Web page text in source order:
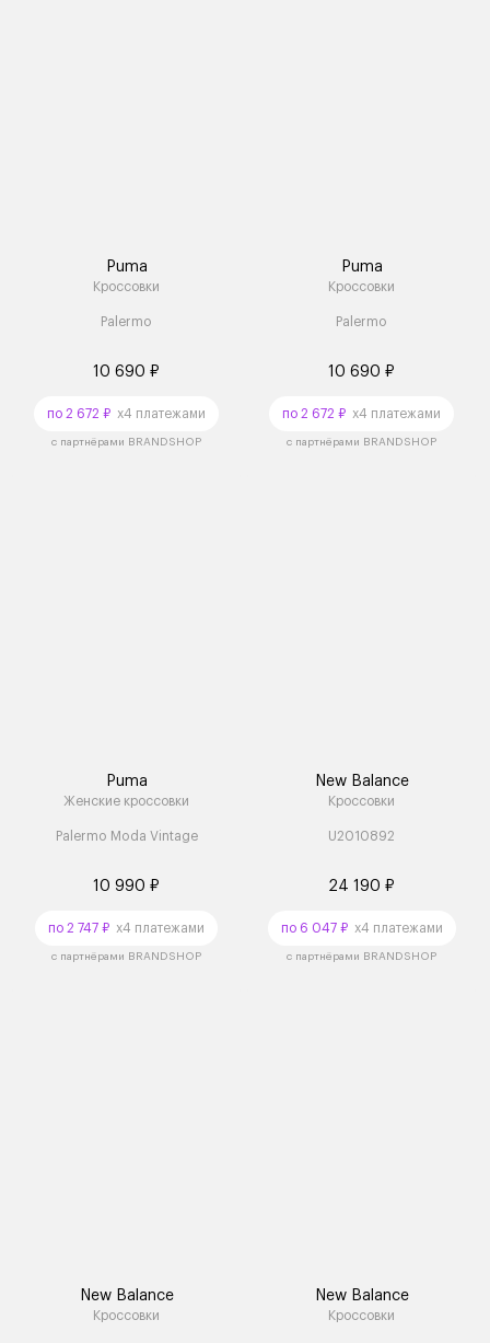
Puma
Кроссовки
Palermo
10 690 ₽
по 2 672 ₽ x4 платежами
с партнёрами BRANDSHOP
Puma
Кроссовки
Palermo
10 690 ₽
по 2 672 ₽ x4 платежами
с партнёрами BRANDSHOP
Puma
Женские кроссовки
Palermo Moda Vintage
10 990 ₽
по 2 747 ₽ x4 платежами
с партнёрами BRANDSHOP
New Balance
Кроссовки
U2010892
24 190 ₽
по 6 047 ₽x4 платежами
с партнёрами BRANDSHOP
New Balance
Кроссовки
New Balance
Кроссовки